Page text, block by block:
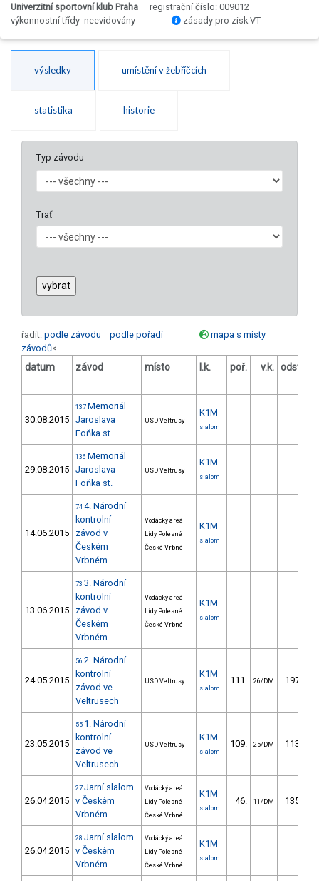
Univerzitní sportovní klub Praha
registrační číslo: 009012
výkonnostní třídy neevidovány
zásady pro zisk VT
výsledky umístění v žebříčcích
statistika historie
Typ závodu
Trať
řadit: podle závodu podle pořadí
mapa s místy
závodů<
datum závod místo l.k. poř. v.k. odstup
30.08.2015
137 Memoriál
Jaroslava
Foňka st.
USD Veltrusy
K1M
slalom
29.08.2015
136 Memoriál
Jaroslava
Foňka st.
USD Veltrusy
K1M
slalom
14.06.2015
74 4. Národní
kontrolní
závod v
Českém
Vrbném
Vodácký areál
Lídy Polesné
České Vrbné
K1M
slalom
13.06.2015
73 3. Národní
kontrolní
závod v
Českém
Vrbném
Vodácký areál
Lídy Polesné
České Vrbné
K1M
slalom
24.05.2015
56 2. Národní
kontrolní
závod ve
Veltrusech
USD Veltrusy
K1M
slalom
111. 26/DM 197.80
23.05.2015
55 1. Národní
kontrolní
závod ve
Veltrusech
USD Veltrusy
K1M
slalom
109. 25/DM 113.62
26.04.2015
27 Jarní slalom
v Českém
Vrbném
Vodácký areál
Lídy Polesné
České Vrbné
K1M
slalom
46. 11/DM 135.94
26.04.2015
28 Jarní slalom
v Českém
Vrbném
Vodácký areál
Lídy Polesné
České Vrbné
K1M
slalom